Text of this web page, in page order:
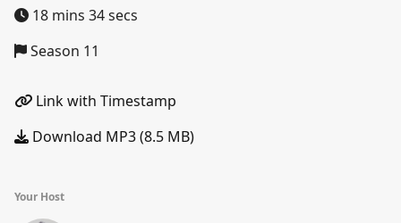
18 mins 34 secs
Season 11
Link with Timestamp
Download MP3 (8.5 MB)
Your Host